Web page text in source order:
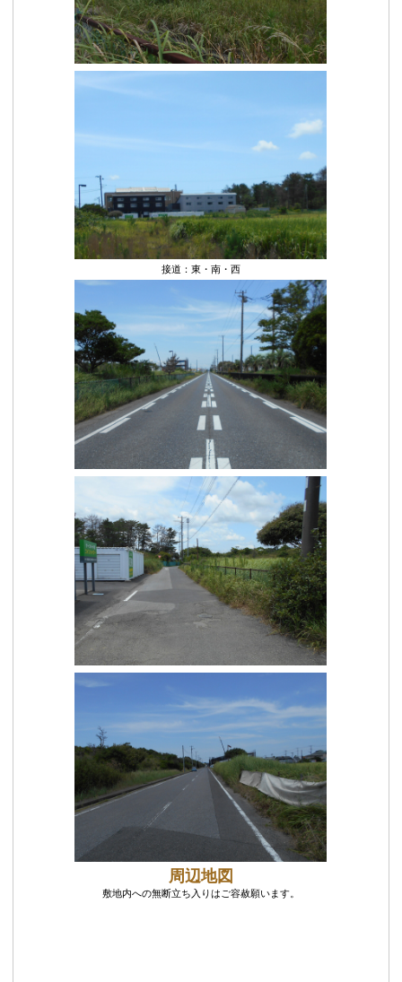
接道：東・南・西
周辺地図
敷地内への無断立ち入りはご容赦願います。